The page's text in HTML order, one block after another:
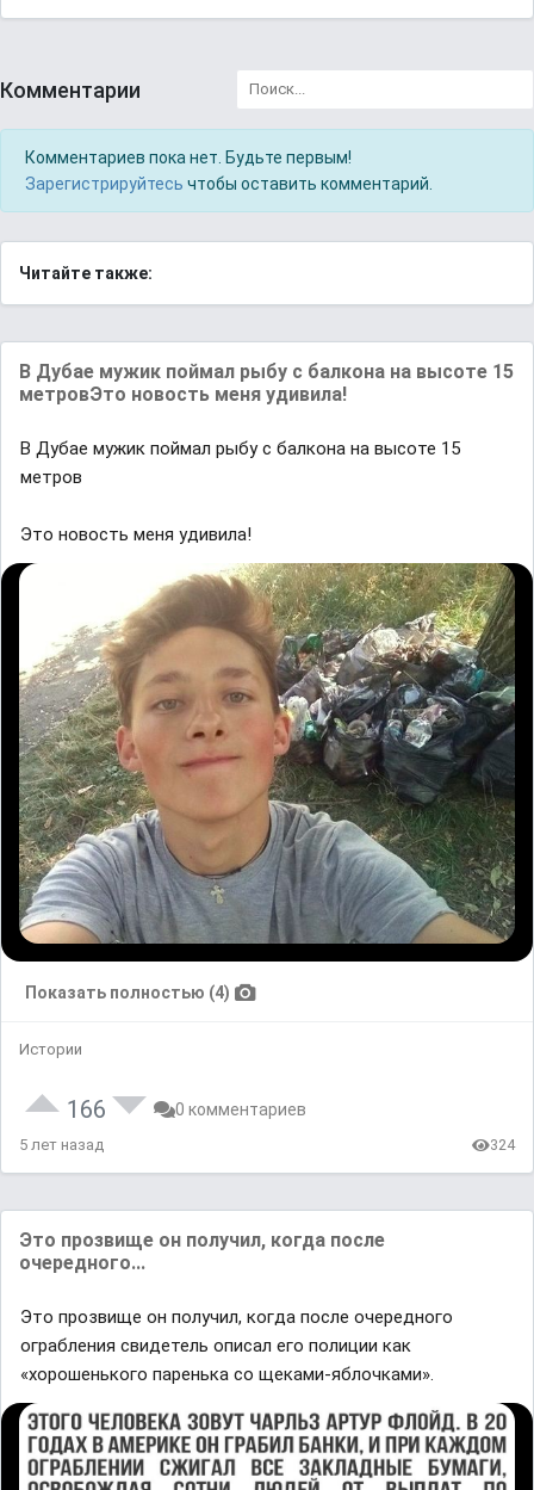
Комментарии
Комментариев пока нет. Будьте первым!
Зарегистрируйтесь чтобы оставить комментарий.
Читайте также:
В Дубае мужик поймал рыбу с балкона на высоте 15
метровЭто новость меня удивила!
В Дубае мужик поймал рыбу с балкона на высоте 15
метров
Это новость меня удивила!
Показать полностью (4)
Истории
166 0 комментариев
5 лет назад 324
Это прозвище он получил, когда после
очередного...
Это прозвище он получил, когда после очередного
ограбления свидетель описал его полиции как
«хорошенького паренька со щеками-яблочками».